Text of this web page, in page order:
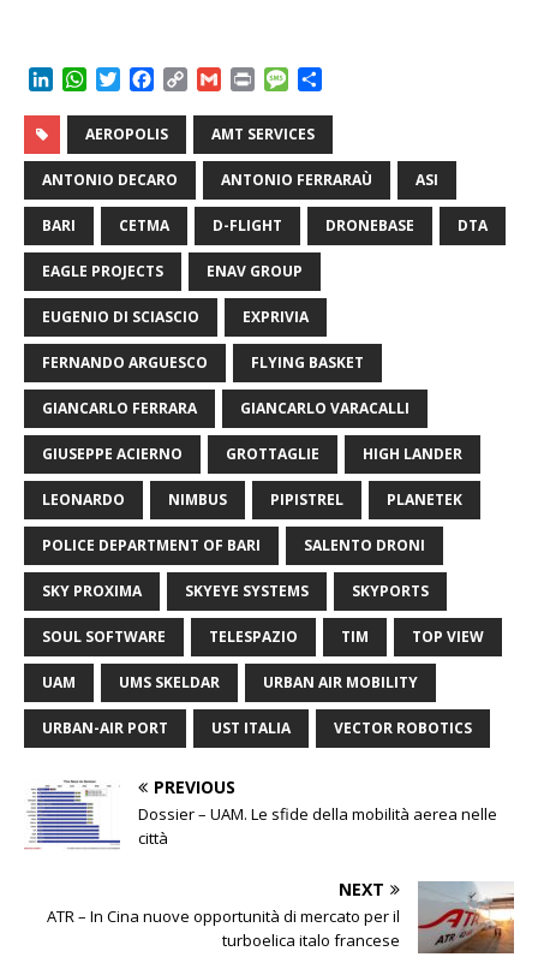
k
e
d
I
n
W
a
t
s
A
p
T
i
t
t
e
r
c
e
b
o
o
k
y
i
k
G
a
i
l
i
n
t
M
s
s
a
g
d
i
v
d
AEROPOLIS AMT SERVICES
ANTONIO DECARO ANTONIO FERRARAÙ ASI
BARI CETMA D-FLIGHT DRONEBASE DTA
EAGLE PROJECTS ENAV GROUP
EUGENIO DI SCIASCIO EXPRIVIA
FERNANDO ARGUESCO FLYING BASKET
GIANCARLO FERRARA GIANCARLO VARACALLI
GIUSEPPE ACIERNO GROTTAGLIE HIGH LANDER
LEONARDO NIMBUS PIPISTREL PLANETEK
POLICE DEPARTMENT OF BARI SALENTO DRONI
SKY PROXIMA SKYEYE SYSTEMS SKYPORTS
SOUL SOFTWARE TELESPAZIO TIM TOP VIEW
UAM UMS SKELDAR URBAN AIR MOBILITY
URBAN-AIR PORT UST ITALIA VECTOR ROBOTICS
PREVIOUS
Dossier – UAM. Le sfide della mobilità aerea nelle
città
NEXT
ATR – In Cina nuove opportunità di mercato per il
turboelica italo francese